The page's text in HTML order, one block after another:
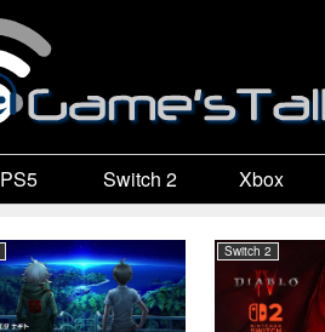
PS5 Switch 2 Xbox
Switch 2